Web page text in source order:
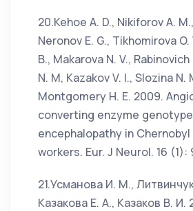
20.Kehoe A. D., Nikiforov A.
Neronov E. G., Tikhomirova O.
B., Makarova N. V.,
N. M, Kazakov V. I., Slozina N.
Montgomery H. E. 2009.
converting enzyme
encephalopathy in
workers. Eur. J Neurol. 16 (1):
21.Усманова И. М.,
Казакова Е. А., Казаков В. И.